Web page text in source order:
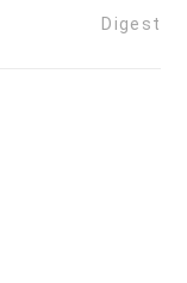
Digest